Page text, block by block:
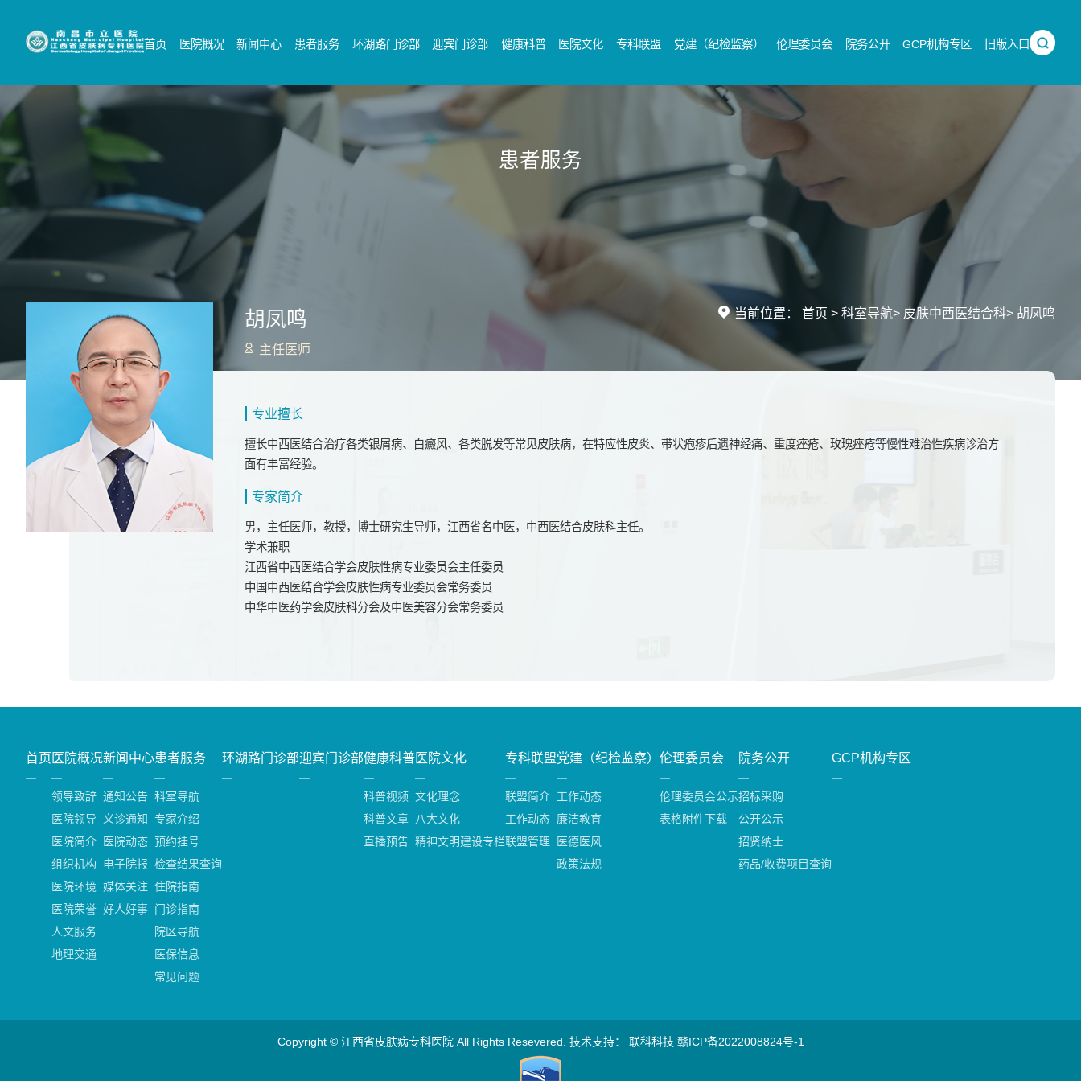
首页 医院概况 新闻中心 患者服务 环湖路门诊部 迎宾门诊部 健康科普 医院文化 专科联盟 党建（纪检监察） 伦理委员会 院务公开 GCP机构专区 旧版入口
患者服务
当前位置： 首页 > 科室导航> 皮肤中西医结合科> 胡凤鸣
胡凤鸣
主任医师
专业擅长
擅长中西医结合治疗各类银屑病、白癜风、各类脱发等常见皮肤病，在特应性皮炎、带状疱疹后遗神经痛、重度痤疮、玫瑰痤疮等慢性难治性疾病诊治方
面有丰富经验。
专家简介
男，主任医师，教授，博士研究生导师，江西省名中医，中西医结合皮肤科主任。
学术兼职
江西省中西医结合学会皮肤性病专业委员会主任委员
中国中西医结合学会皮肤性病专业委员会常务委员
中华中医药学会皮肤科分会及中医美容分会常务委员
首页 医院概况
领导致辞
医院领导
医院简介
组织机构
医院环境
医院荣誉
人文服务
地理交通
新闻中心
通知公告
义诊通知
医院动态
电子院报
媒体关注
好人好事
患者服务
科室导航
专家介绍
预约挂号
检查结果查询
住院指南
门诊指南
院区导航
医保信息
常见问题
环湖路门诊部迎宾门诊部健康科普
科普视频
科普文章
直播预告
医院文化
文化理念
八大文化
精神文明建设专栏
专科联盟
联盟简介
工作动态
联盟管理
党建（纪检监察）
工作动态
廉洁教育
医德医风
政策法规
伦理委员会
伦理委员会公示
表格附件下载
院务公开
招标采购
公开公示
招贤纳士
药品/收费项目查询
GCP机构专区
Copyright © 江西省皮肤病专科医院 All Rights Resevered. 技术支持： 联科科技 赣ICP备2022008824号-1